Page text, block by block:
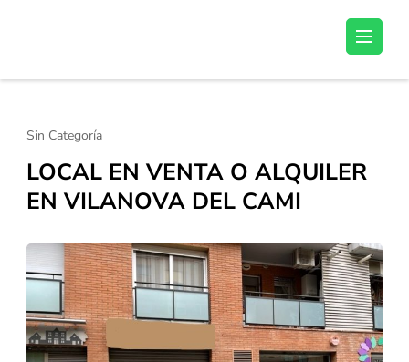
(presiona
tecla
Intro)
Sin Categoría
LOCAL EN VENTA O ALQUILER
EN VILANOVA DEL CAMI